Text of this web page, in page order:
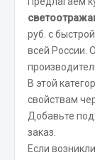
Весь раздел
Весь раздел
руб. с
всей России.
В этой
свойствам
Добавьте
заказ.
Если